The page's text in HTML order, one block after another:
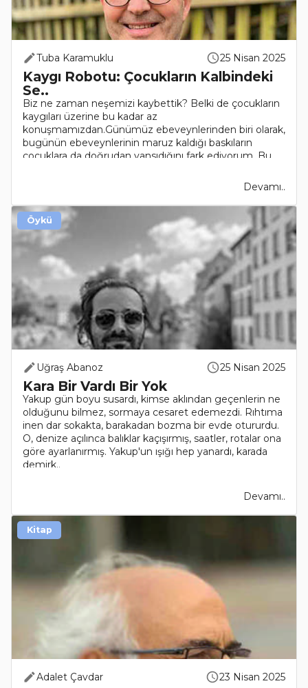
Tuba Karamuklu 25 Nisan 2025
Kaygı Robotu: Çocukların Kalbindeki
Se..
Biz ne zaman neşemizi kaybettik? Belki de çocukların
kaygıları üzerine bu kadar az
konuşmamızdan.Günümüz ebeveynlerinden biri olarak,
bugünün ebeveynlerinin maruz kaldığı baskıların
çocuklara da doğrudan yansıdığını fark ediyorum. Bu
Devamı..
Uğraş Abanoz 25 Nisan 2025
Kara Bir Vardı Bir Yok
Yakup gün boyu susardı, kimse aklından geçenlerin ne
olduğunu bilmez, sormaya cesaret edemezdi. Rıhtıma
inen dar sokakta, barakadan bozma bir evde otururdu.
O, denize açılınca balıklar kaçışırmış, saatler, rotalar ona
göre ayarlanırmış. Yakup'un ışığı hep yanardı, karada
demirk..
Devamı..
Öykü
Adalet Çavdar 23 Nisan 2025
Kitap